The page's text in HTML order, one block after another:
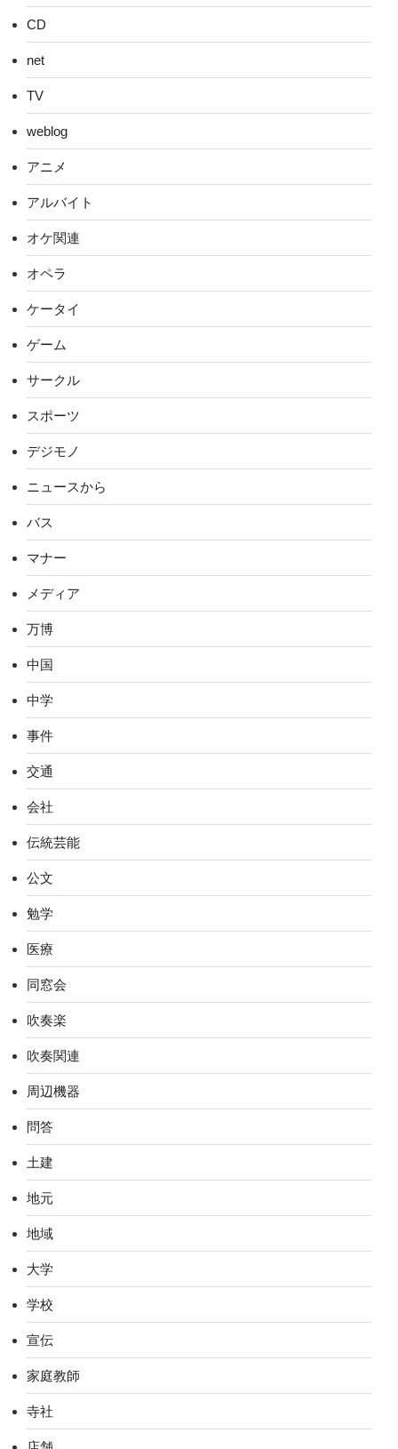
CD
net
TV
weblog
アニメ
アルバイト
オケ関連
オペラ
ケータイ
ゲーム
サークル
スポーツ
デジモノ
ニュースから
バス
マナー
メディア
万博
中国
中学
事件
交通
会社
伝統芸能
公文
勉学
医療
同窓会
吹奏楽
吹奏関連
周辺機器
問答
土建
地元
地域
大学
学校
宣伝
家庭教師
寺社